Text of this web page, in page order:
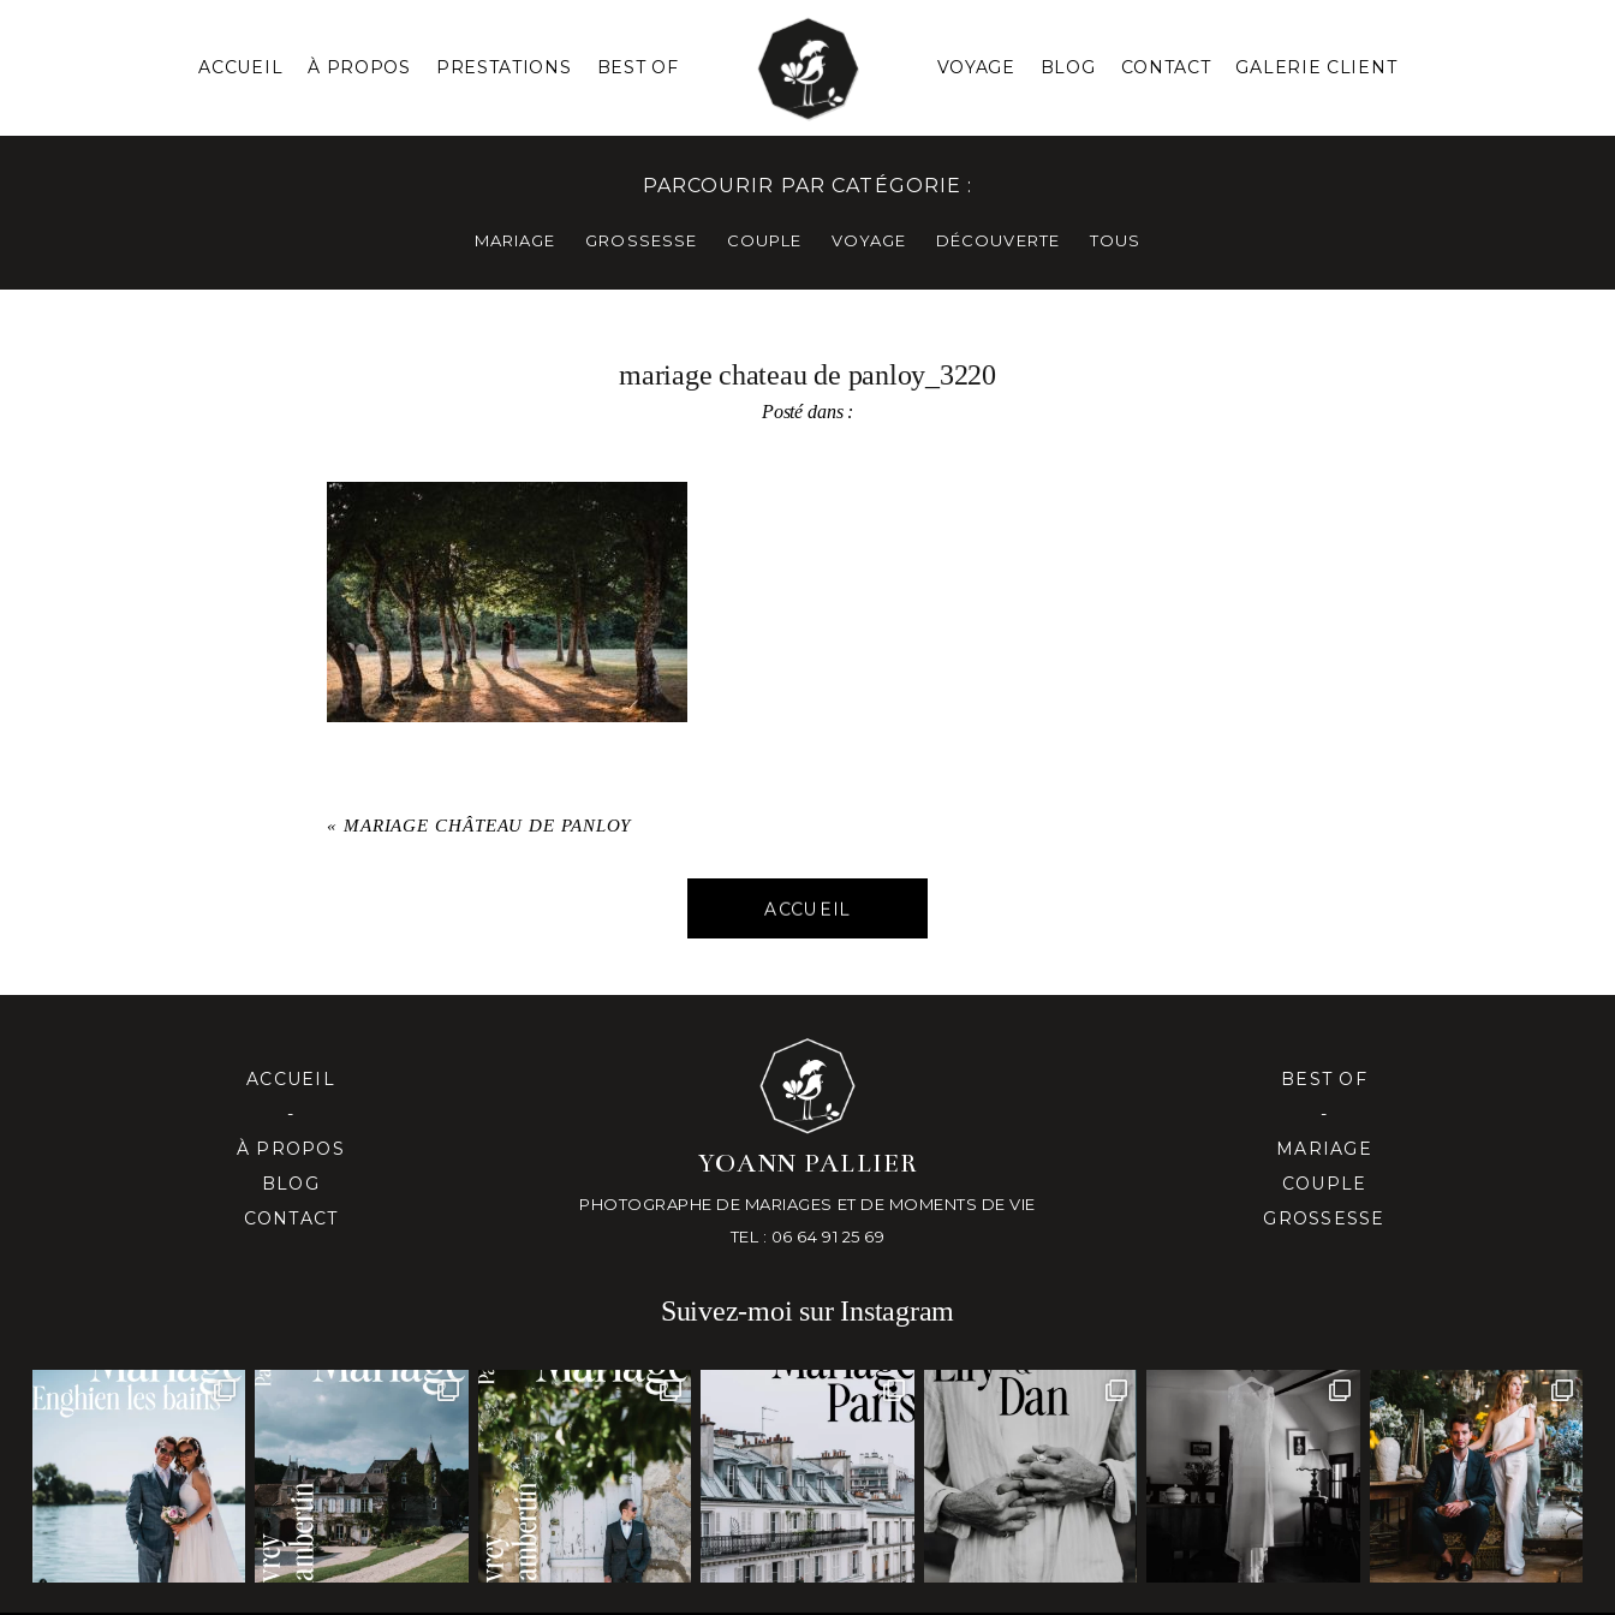
ACCUEIL À PROPOS PRESTATIONS BEST OF VOYAGE BLOG CONTACT GALERIE CLIENT
PARCOURIR PAR CATÉGORIE :
MARIAGE GROSSESSE COUPLE VOYAGE DÉCOUVERTE TOUS
mariage chateau de panloy_3220
Posté dans :
« MARIAGE CHÂTEAU DE PANLOY
ACCUEIL
ACCUEIL
-
À PROPOS
BLOG
CONTACT
YOANN PALLIER
PHOTOGRAPHE DE MARIAGES ET DE MOMENTS DE VIE
TEL : 06 64 91 25 69
BEST OF
-
MARIAGE
COUPLE
GROSSESSE
Suivez-moi sur Instagram